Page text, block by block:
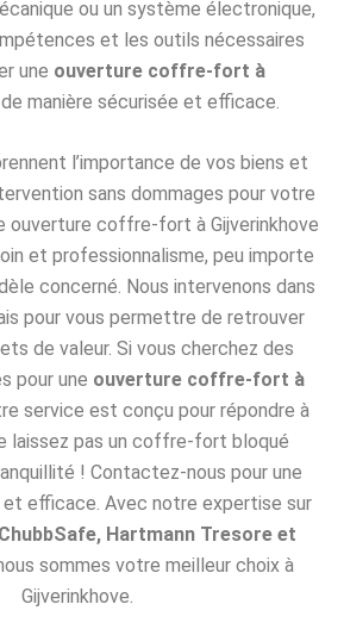
ou un système électronique,
et les outils nécessaires
une ouverture coffre-fort à
manière sécurisée et efficace.
l’importance de vos biens et
sans dommages pour votre
ouverture coffre-fort à Gijverinkhove
et professionnalisme, peu importe
concerné. Nous intervenons dans
pour vous permettre de retrouver
de valeur. Si vous cherchez des
pour une ouverture coffre-fort à
service est conçu pour répondre à
laissez pas un coffre-fort bloqué
! Contactez-nous pour une
efficace. Avec notre expertise sur
Hartmann Tresore et
sommes votre meilleur choix à
Gijverinkhove.